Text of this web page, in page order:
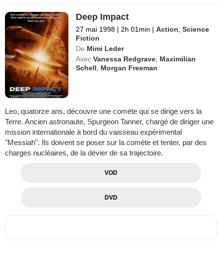
Deep Impact
27 mai 1998 | 2h 01min | Action,Science
Fiction
De Mimi Leder
Avec Vanessa Redgrave, Maximilian
Schell, Morgan Freeman
Leo, quatorze ans, découvre une comète qui se dirige vers la
Terre. Ancien astronaute, Spurgeon Tanner, chargé de diriger une
mission internationale à bord du vaisseau expérimental
"Messiah". Ils doivent se poser sur la comète et tenter, par des
charges nucléaires, de la dévier de sa trajectoire.
VOD
DVD